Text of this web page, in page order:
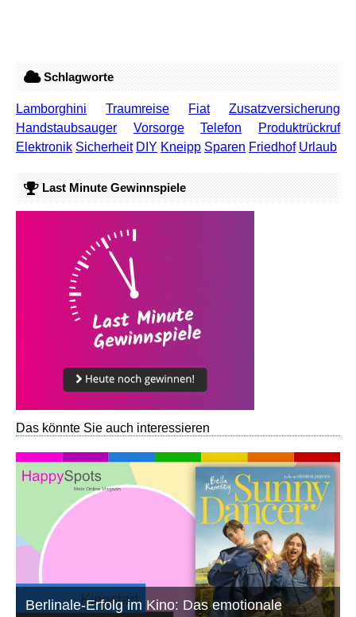
Schlagworte
Lamborghini Traumreise Fiat
Zusatzversicherung
Handstaubsauger
Vorsorge Telefon
Produktrückruf
Elektronik Sicherheit DIY Kneipp Sparen Friedhof Urlaub
Last Minute Gewinnspiele
Das könnte Sie auch interessieren
Berlinale-Erfolg im Kino: Das emotionale